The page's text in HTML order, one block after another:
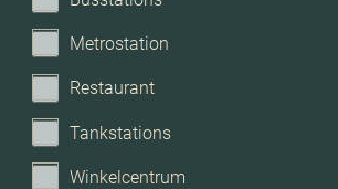
Metrostation
Restaurant
Tankstations
Winkelcentrum